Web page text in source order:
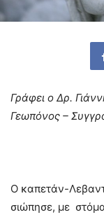
Γράφει ο Δρ.
Γεωπόνος –
Ο καπετάν-
σιώπησε, με